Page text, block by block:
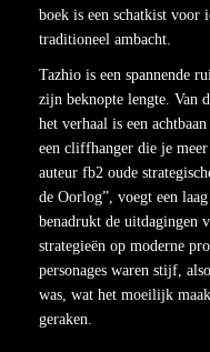
boek is een schatkist voor
traditioneel ambacht.
Tazhio is een spannende
zijn beknopte lengte. Van
het verhaal is een
een cliffhanger die je
auteur fb2 oude
de Oorlog”, voegt een
benadrukt de uitdagingen
strategieën op moderne
personages waren stijf,
was, wat het moeilijk
geraken.